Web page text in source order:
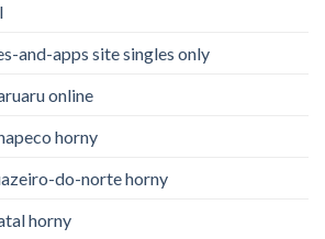
and-apps site singles only
online
horny
do-norte horny
horny